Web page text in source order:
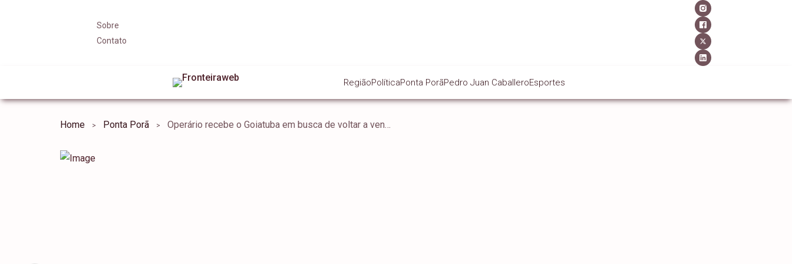
Sobre
Contato
RegiãoPolíticaPonta PorãPedro Juan CaballeroEsportes
Home Ponta Porã Operário recebe o Goiatuba em busca de voltar a vencer na Série D do Brasileiro